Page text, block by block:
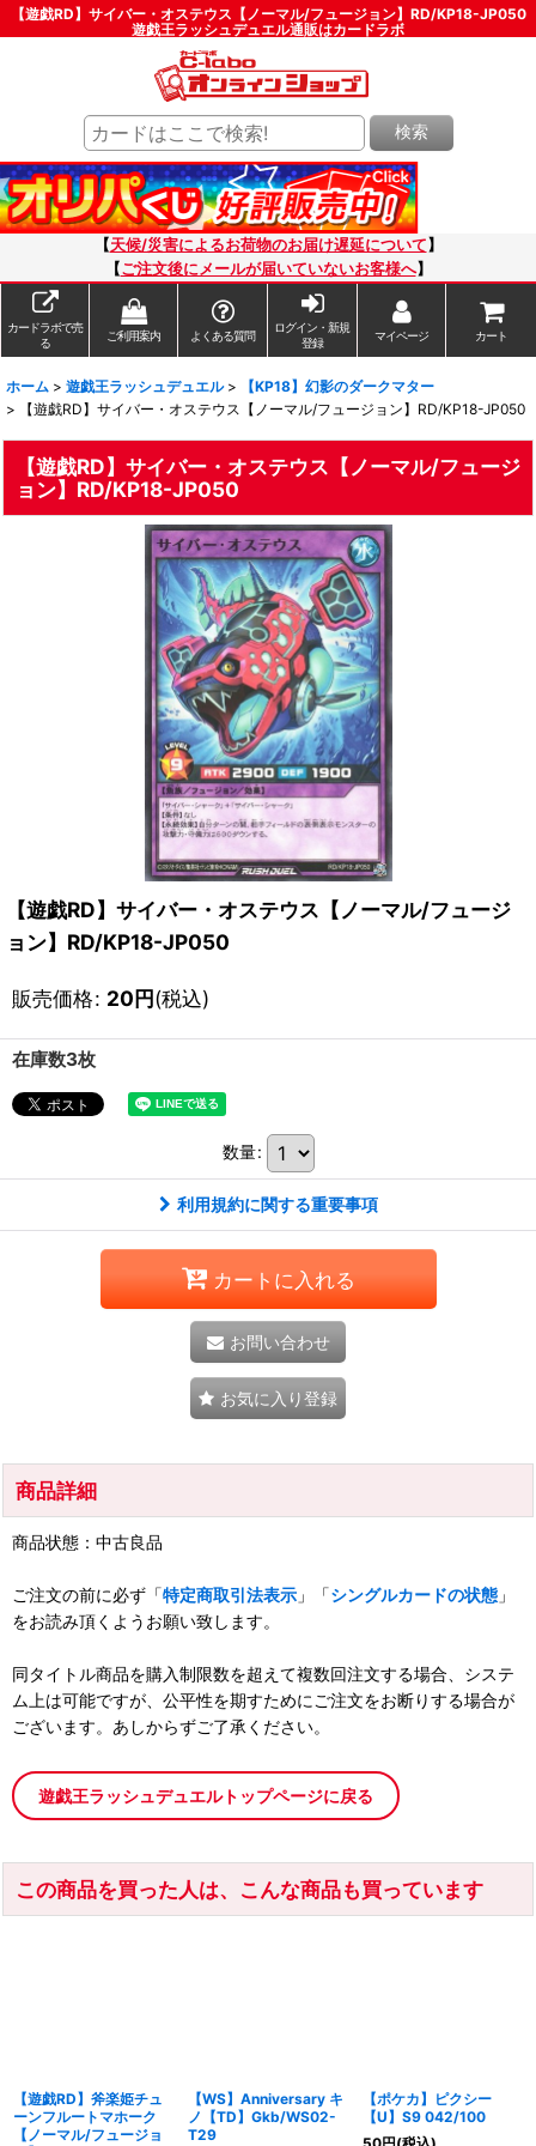
【遊戯RD】サイバー・オステウス【ノーマル/フュージョン】RD/KP18-JP050
遊戯王ラッシュデュエル通販はカードラボ
検索
【天候/災害によるお荷物のお届け遅延について 】
【ご注文後にメールが届いていないお客様へ】
カードラボで売
る
ご利用案内 よくある質問
ログイン・新規
登録
マイページ カート
ホーム > 遊戯王ラッシュデュエル >
【KP18】幻影のダークマター
>
【遊戯RD】サイバー・オステウス【ノーマル/フュージョン】RD/KP18-JP050
【遊戯RD】サイバー・オステウス【ノーマル/フュージ
ョン】RD/KP18-JP050
【遊戯RD】サイバー・オステウス【ノーマル/フュージ
ョン】RD/KP18-JP050
販売価格: 20円(税込)
在庫数3枚
数量:
利用規約に関する重要事項
カートに入れる
お問い合わせ
お気に入り登録
商品詳細
商品状態：中古良品
ご注文の前に必ず「特定商取引法表示 」「シングルカードの状態 」
をお読み頂くようお願い致します。
同タイトル商品を購入制限数を超えて複数回注文する場合、システ
ム上は可能ですが、公平性を期すためにご注文をお断りする場合が
ございます。あしからずご了承ください。
遊戯王ラッシュデュエルトップページに戻る
この商品を買った人は、こんな商品も買っています
【遊戯RD】斧楽姫チュ
ーンフルートマホーク
【ノーマル/フュージョ
【WS】Anniversary キ
ノ【TD】Gkb/WS02-
T29
【ポケカ】ピクシー
【U】S9 042/100